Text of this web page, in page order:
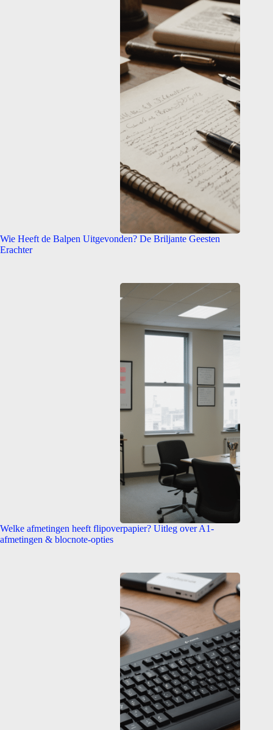
Wie Heeft de Balpen Uitgevonden? De Briljante Geesten
Erachter
Welke afmetingen heeft flipoverpapier? Uitleg over A1-
afmetingen & blocnote-opties